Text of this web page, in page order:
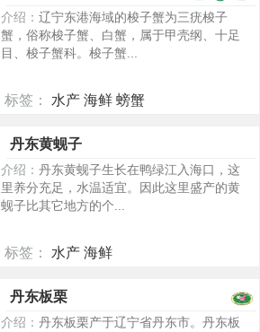
介绍： 辽宁东港海域的梭子蟹为三疣梭子
蟹，俗称梭子蟹、白蟹，属于甲壳纲、十足
目、梭子蟹科。梭子蟹...
标签： 水产 海鲜 螃蟹
丹东黄蚬子
介绍： 丹东黄蚬子生长在鸭绿江入海口，这
里养分充足，水温适宜。因此这里盛产的黄
蚬子比其它地方的个...
标签： 水产 海鲜
丹东板栗
介绍： 丹东板栗产于辽宁省丹东市。丹东板